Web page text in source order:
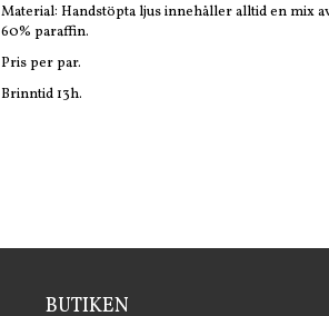
Material: Handstöpta ljus innehåller alltid en mix
60% paraffin.
Pris per par.
Brinntid 13h.
BUTIKEN